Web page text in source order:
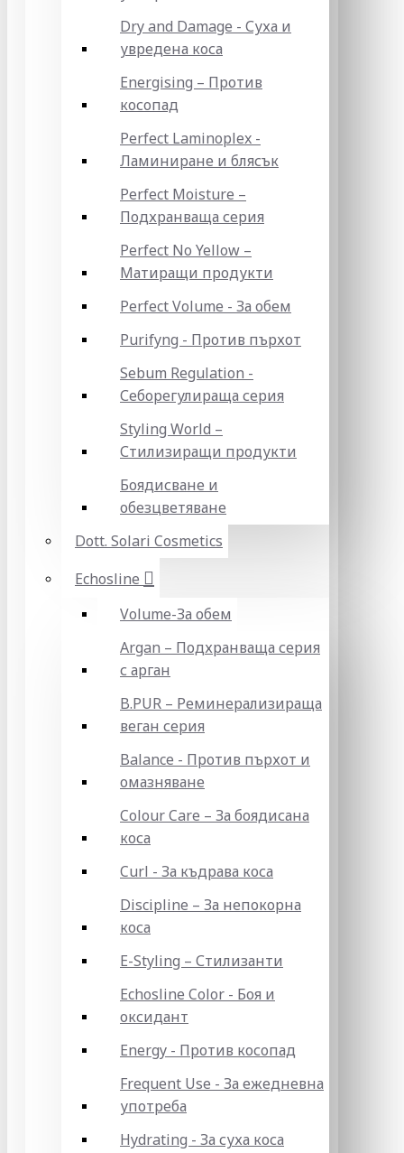
Dry and Damage - Суха и
увредена коса
Energising – Против
косопад
Perfect Laminoplex -
Ламиниране и блясък
Perfect Moisture –
Подхранваща серия
Perfect No Yellow –
Матиращи продукти
Perfect Volume - За обем
Purifyng - Против пърхот
Sebum Regulation -
Себорегулираща серия
Styling World –
Стилизиращи продукти
Боядисване и
обезцветяване
Dott. Solari Cosmetics
Echosline
Volume-За обем
Argan – Подхранваща серия
с арган
B.PUR – Реминерализираща
веган серия
Balance - Против пърхот и
омазняване
Colour Care – За боядисана
коса
Curl - За къдрава коса
Discipline – За непокорна
коса
E-Styling – Стилизанти
Echosline Color - Боя и
оксидант
Energy - Против косопад
Frequent Use - За ежедневна
употреба
Hydrating - За суха коса